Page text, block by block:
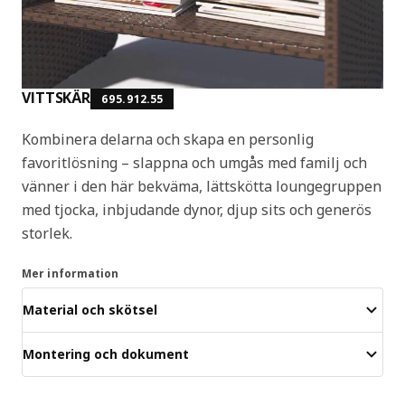
VITTSKÄR 695.912.55
Kombinera delarna och skapa en personlig
favoritlösning – slappna och umgås med familj och
vänner i den här bekväma, lättskötta loungegruppen
med tjocka, inbjudande dynor, djup sits och generös
storlek.
Mer information
Material och skötsel
Montering och dokument